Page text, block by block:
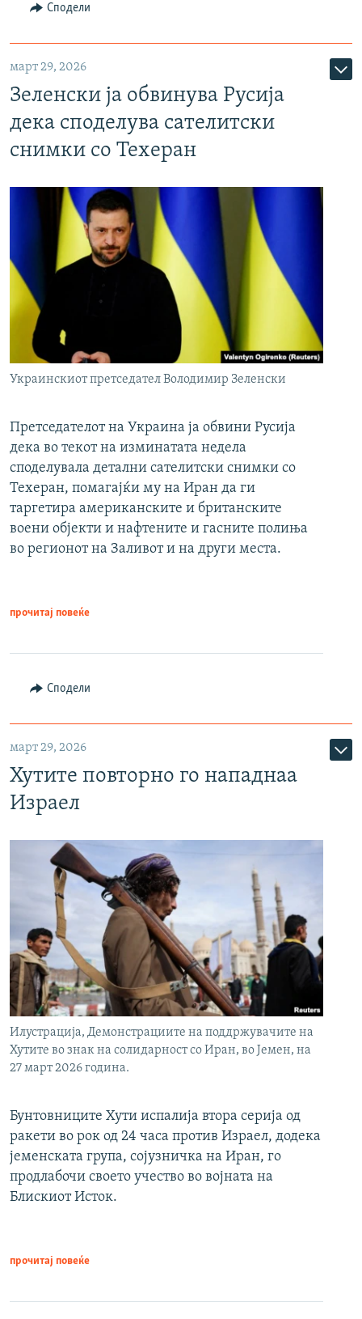
Сподели
март 29, 2026
Зеленски ја обвинува Русија
дека споделува сателитски
снимки со Техеран
Украинскиот претседател Володимир Зеленски
Претседателот на Украина ја обвини Русија
дека во текот на изминатата недела
споделувала детални сателитски снимки со
Техеран, помагајќи му на Иран да ги
таргетира американските и британските
воени објекти и нафтените и гасните полиња
во регионот на Заливот и на други места.
прочитај повеќе
Сподели
март 29, 2026
Хутите повторно го нападнаа
Израел
Илустрација, Демонстрациите на поддржувачите на
Хутите во знак на солидарност со Иран, во Јемен, на
27 март 2026 година.
Бунтовниците Хути испалија втора серија од
ракети во рок од 24 часа против Израел, додека
јеменската група, сојузничка на Иран, го
продлабочи своето учество во војната на
Блискиот Исток.
прочитај повеќе